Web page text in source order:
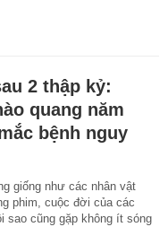
2 thập kỷ:
quang năm
bệnh nguy
giống như các nhân vật
phim, cuộc đời của các
sao cũng gặp không ít sóng